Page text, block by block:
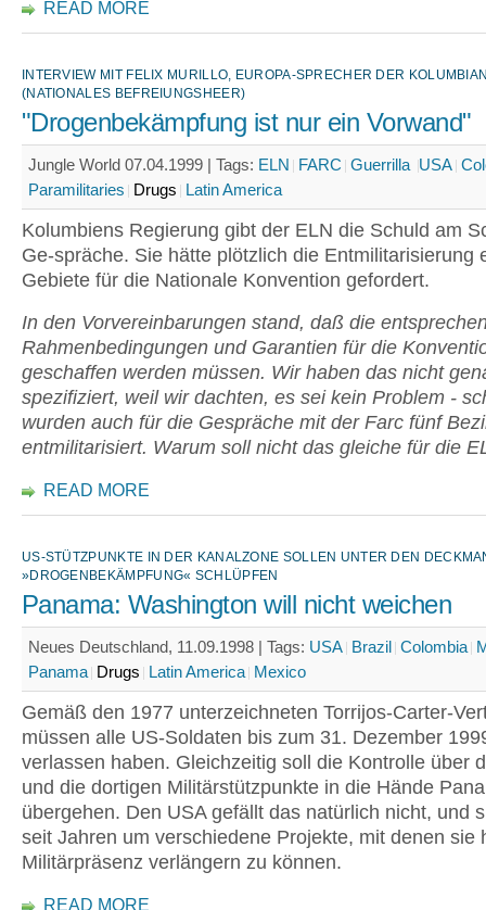
READ MORE
INTERVIEW MIT FELIX MURILLO, EUROPA-SPRECHER DER
(NATIONALES BEFREIUNGSHEER)
"Drogenbekämpfung ist nur ein Vorwand"
Jungle World 07.04.1999 | Tags: ELN FARC Guerrilla USA
Paramilitaries Drugs Latin America
Kolumbiens Regierung gibt der ELN die Schuld am
Ge-spräche. Sie hätte plötzlich die Entmilitarisierung
Gebiete für die Nationale Konvention gefordert.
In den Vorvereinbarungen stand, daß die
Rahmenbedingungen und Garantien für die
geschaffen werden müssen. Wir haben das nicht
spezifiziert, weil wir dachten, es sei kein Problem -
wurden auch für die Gespräche mit der Farc fünf
entmilitarisiert. Warum soll nicht das gleiche für die
READ MORE
US-STÜTZPUNKTE IN DER KANALZONE SOLLEN UNTER DEN
»DROGENBEKÄMPFUNG« SCHLÜPFEN
Panama: Washington will nicht weichen
Neues Deutschland, 11.09.1998 | Tags: USA Brazil Colombia
Panama Drugs Latin America Mexico
Gemäß den 1977 unterzeichneten Torrijos-Carter-
müssen alle US-Soldaten bis zum 31. Dezember
verlassen haben. Gleichzeitig soll die Kontrolle über
und die dortigen Militärstützpunkte in die Hände
übergehen. Den USA gefällt das natürlich nicht, und
seit Jahren um verschiedene Projekte, mit denen sie
Militärpräsenz verlängern zu können.
READ MORE